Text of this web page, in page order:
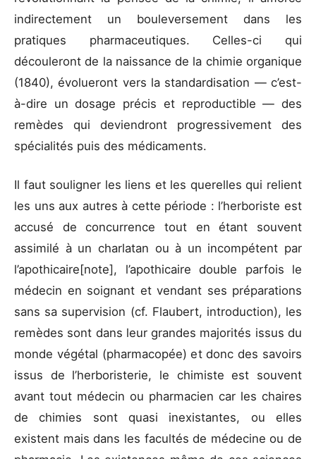
indirectement un bouleversement dans les
pratiques pharmaceutiques. Celles-ci qui
découleront de la naissance de la chimie organique
(1840), évolueront vers la standardisation — c’est-
à-dire un dosage précis et reproductible — des
remèdes qui deviendront progressivement des
spécialités puis des médicaments.
Il faut souligner les liens et les querelles qui relient
les uns aux autres à cette période : l’herboriste est
accusé de concurrence tout en étant souvent
assimilé à un charlatan ou à un incompétent par
l’apothicaire[note], l’apothicaire double parfois le
médecin en soignant et vendant ses préparations
sans sa supervision (cf. Flaubert, introduction), les
remèdes sont dans leur grandes majorités issus du
monde végétal (pharmacopée) et donc des savoirs
issus de l’herboristerie, le chimiste est souvent
avant tout médecin ou pharmacien car les chaires
de chimies sont quasi inexistantes, ou elles
existent mais dans les facultés de médecine ou de